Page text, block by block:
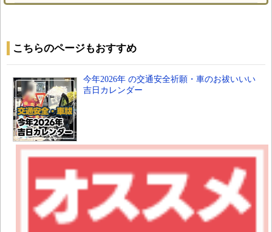
こちらのページもおすすめ
今年2026年 の交通安全祈願・車のお祓いいい
吉日カレンダー